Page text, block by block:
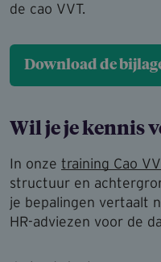
de cao VVT.
Download de
Wil je je kennis
In onze training Cao
structuur en
je bepalingen vertaalt
HR-adviezen voor de